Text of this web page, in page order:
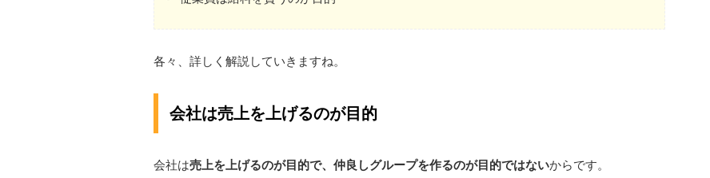
各々、詳しく解説していきますね。
会社は売上を上げるのが目的
会社は売上を上げるのが目的で、仲良しグループを作るのが目的ではないからです。